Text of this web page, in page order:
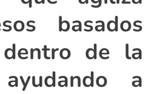
basados
de la
a